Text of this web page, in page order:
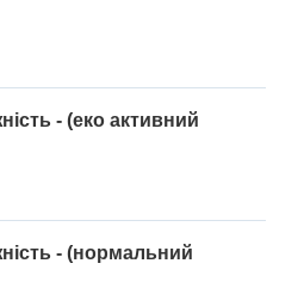
- (еко активний
- (нормальний